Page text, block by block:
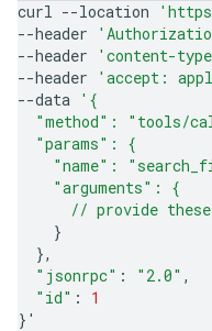
curl --location
--header
--header
'content-
--header
'accept:
--data '{
"method": "tools/
  "params": {
"name":
    "arguments": {
// provide
}
}
"jsonrpc" : "2.0"
"id" :
1
} '